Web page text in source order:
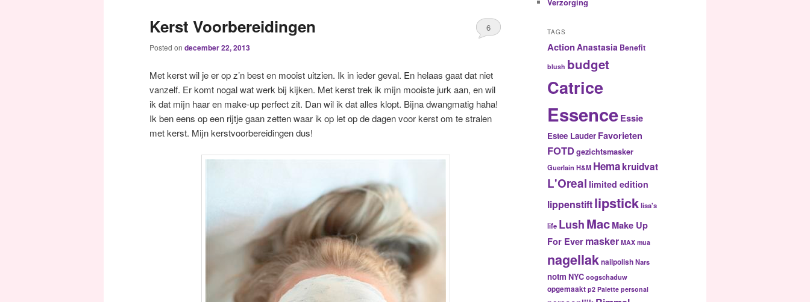
Kerst Voorbereidingen
Posted on december 22, 2013
6
Met kerst wil je er op z’n best en mooist uitzien. Ik in ieder geval. En helaas gaat dat niet
vanzelf. Er komt nogal wat werk bij kijken. Met kerst trek ik mijn mooiste jurk aan, en wil
ik dat mijn haar en make-up perfect zit. Dan wil ik dat alles klopt. Bijna dwangmatig haha!
Ik ben eens op een rijtje gaan zetten waar ik op let op de dagen voor kerst om te stralen
met kerst. Mijn kerstvoorbereidingen dus!
TAGS
ActionAnastasia Benefit
blush budget
Catrice
EssenceEssie
Estee Lauder Favorieten
FOTDgezichtsmasker
Guerlain H&M Hemakruidvat
L'Oreal limited edition
lippenstiftlipsticklisa's
life LushMacMake Up
For Evermasker MAX mua
nagellaknailpolishNars
notm NYCoogschaduw
opgemaakt p2 Palette personal